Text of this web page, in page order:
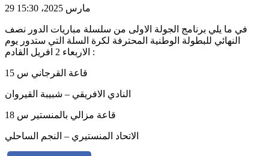
29 مارس 2025، 15:30
في ما يلي برنامج الجولة الاولى من سلسلة مباريات الدور نصف
النهائي للبطولة الوطنية المحترفة لكرة السلة التي ستدور يوم
الاربعاء 2 افريل القادم :
قاعة القرجاني س 15
النادي الافريقي – شبيبة القيروان
قاعة مزالي بالمنستير س 18
الاتحاد المنستيري – النجم الساحلي